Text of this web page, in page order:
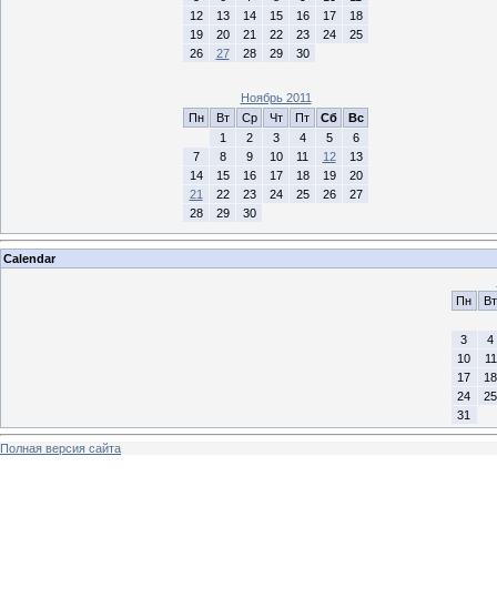
12
13 14 15 16 17
18
19
20 21 22 23 24
25
26
27 28 29 30
Ноябрь 2011
Пн
Вт Ср Чт Пт Сб
Вс
1
2 3 4 5
6
7
8 9 10 11 12
13
14
15 16 17 18 19
20
21
22 23 24 25 26
27
28
29 30
Calendar
Пн
Вт
3
4
10
11
17
18
24
25
31
Полная версия сайта